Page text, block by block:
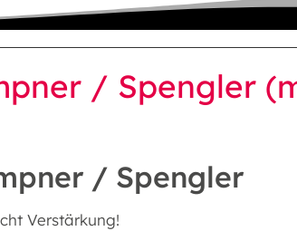
/ Spengler
/ Spengler
Verstärkung!